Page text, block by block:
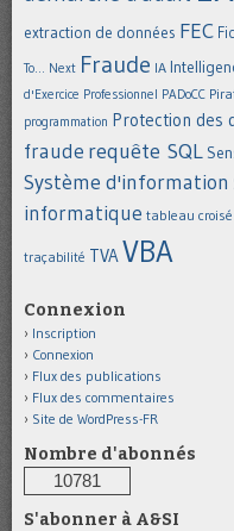
extraction de données FEC
To... Next Fraude IA
d'Exercice Professionnel PADoCC
programmation Protection des
fraude requête SQL
Système d'information
informatique tableau
traçabilité TVA VBA
Connexion
Inscription
Connexion
Flux des publications
Flux des commentaires
Site de WordPress-FR
Nombre d'abonnés
10781
S'abonner à A&SI